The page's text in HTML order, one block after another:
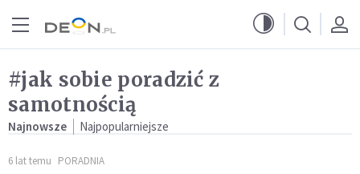
#jak sobie poradzić z
samotnością
Najnowsze Najpopularniejsze
6 lat temu PORADNIA